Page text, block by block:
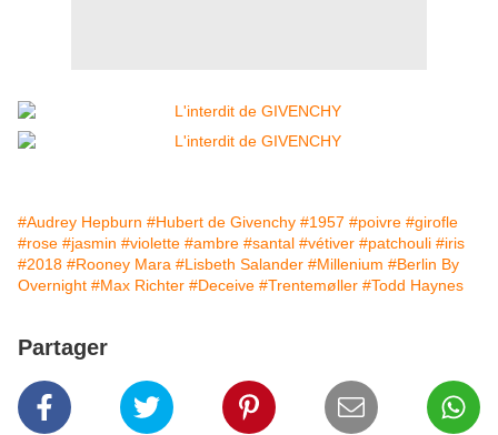
#Audrey Hepburn #Hubert de Givenchy #1957 #poivre #girofle
#rose #jasmin #violette #ambre #santal #vétiver #patchouli #iris
#2018 #Rooney Mara #Lisbeth Salander #Millenium #Berlin By
Overnight #Max Richter #Deceive #Trentemøller #Todd Haynes
Partager